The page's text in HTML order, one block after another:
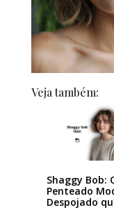
Veja também:
Shaggy Bob:
Penteado
Despojado